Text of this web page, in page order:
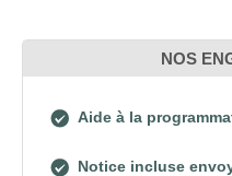
NOS
Aide à la
Notice incluse